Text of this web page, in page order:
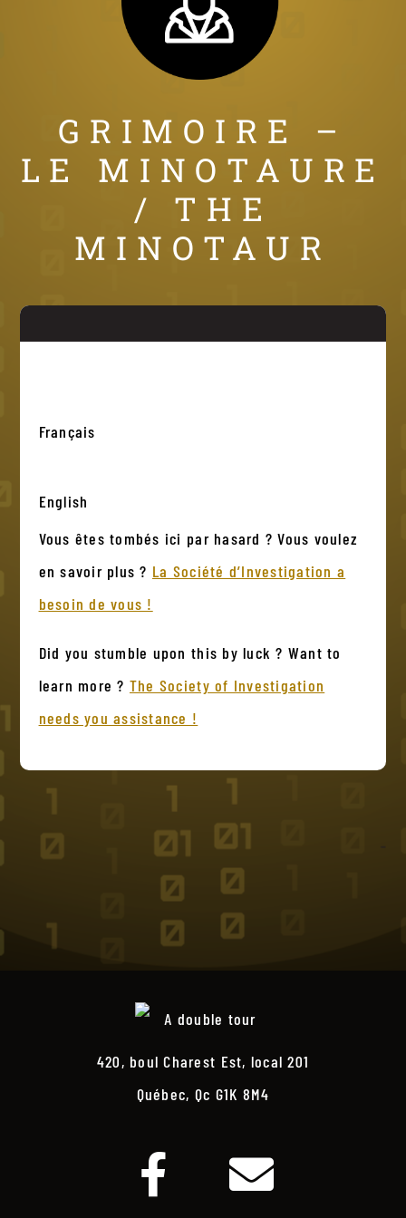
GRIMOIRE –
LE MINOTAURE
/ THE
MINOTAUR
Français
English
Vous êtes tombés ici par hasard ? Vous voulez
en savoir plus ? La Société d’Investigation a
besoin de vous !
Did you stumble upon this by luck ? Want to
learn more ? The Society of Investigation
needs you assistance !
420, boul Charest Est, local 201
Québec, Qc G1K 8M4